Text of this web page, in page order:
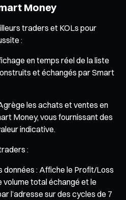
Money
traders et KOLs pour
:
en temps réel de la liste
et échangés par Smart
les achats et ventes en
Money, vous fournissant des
indicative.
:
données : Affiche le Profit/Loss
volume total échangé et le
l’adresse sur des cycles de 7